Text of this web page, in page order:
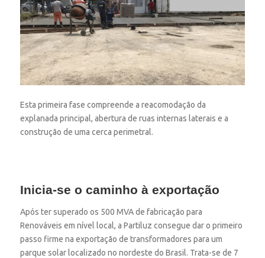
Esta primeira fase compreende a reacomodação da
explanada principal, abertura de ruas internas laterais e a
construção de uma cerca perimetral.
Inicia-se o caminho à exportação
Após ter superado os 500 MVA de fabricação para
Renováveis em nível local, a Partiluz consegue dar o primeiro
passo firme na exportação de transformadores para um
parque solar localizado no nordeste do Brasil. Trata-se de 7